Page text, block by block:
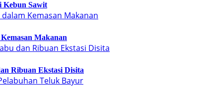
Kebun Sawit
Makanan
Ribuan Ekstasi Disita